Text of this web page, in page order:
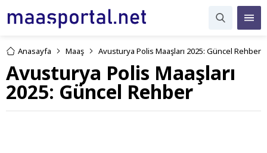
Anasayfa Maaş Avusturya Polis Maaşları 2025: Güncel Rehber
Avusturya Polis Maaşları
2025: Güncel Rehber